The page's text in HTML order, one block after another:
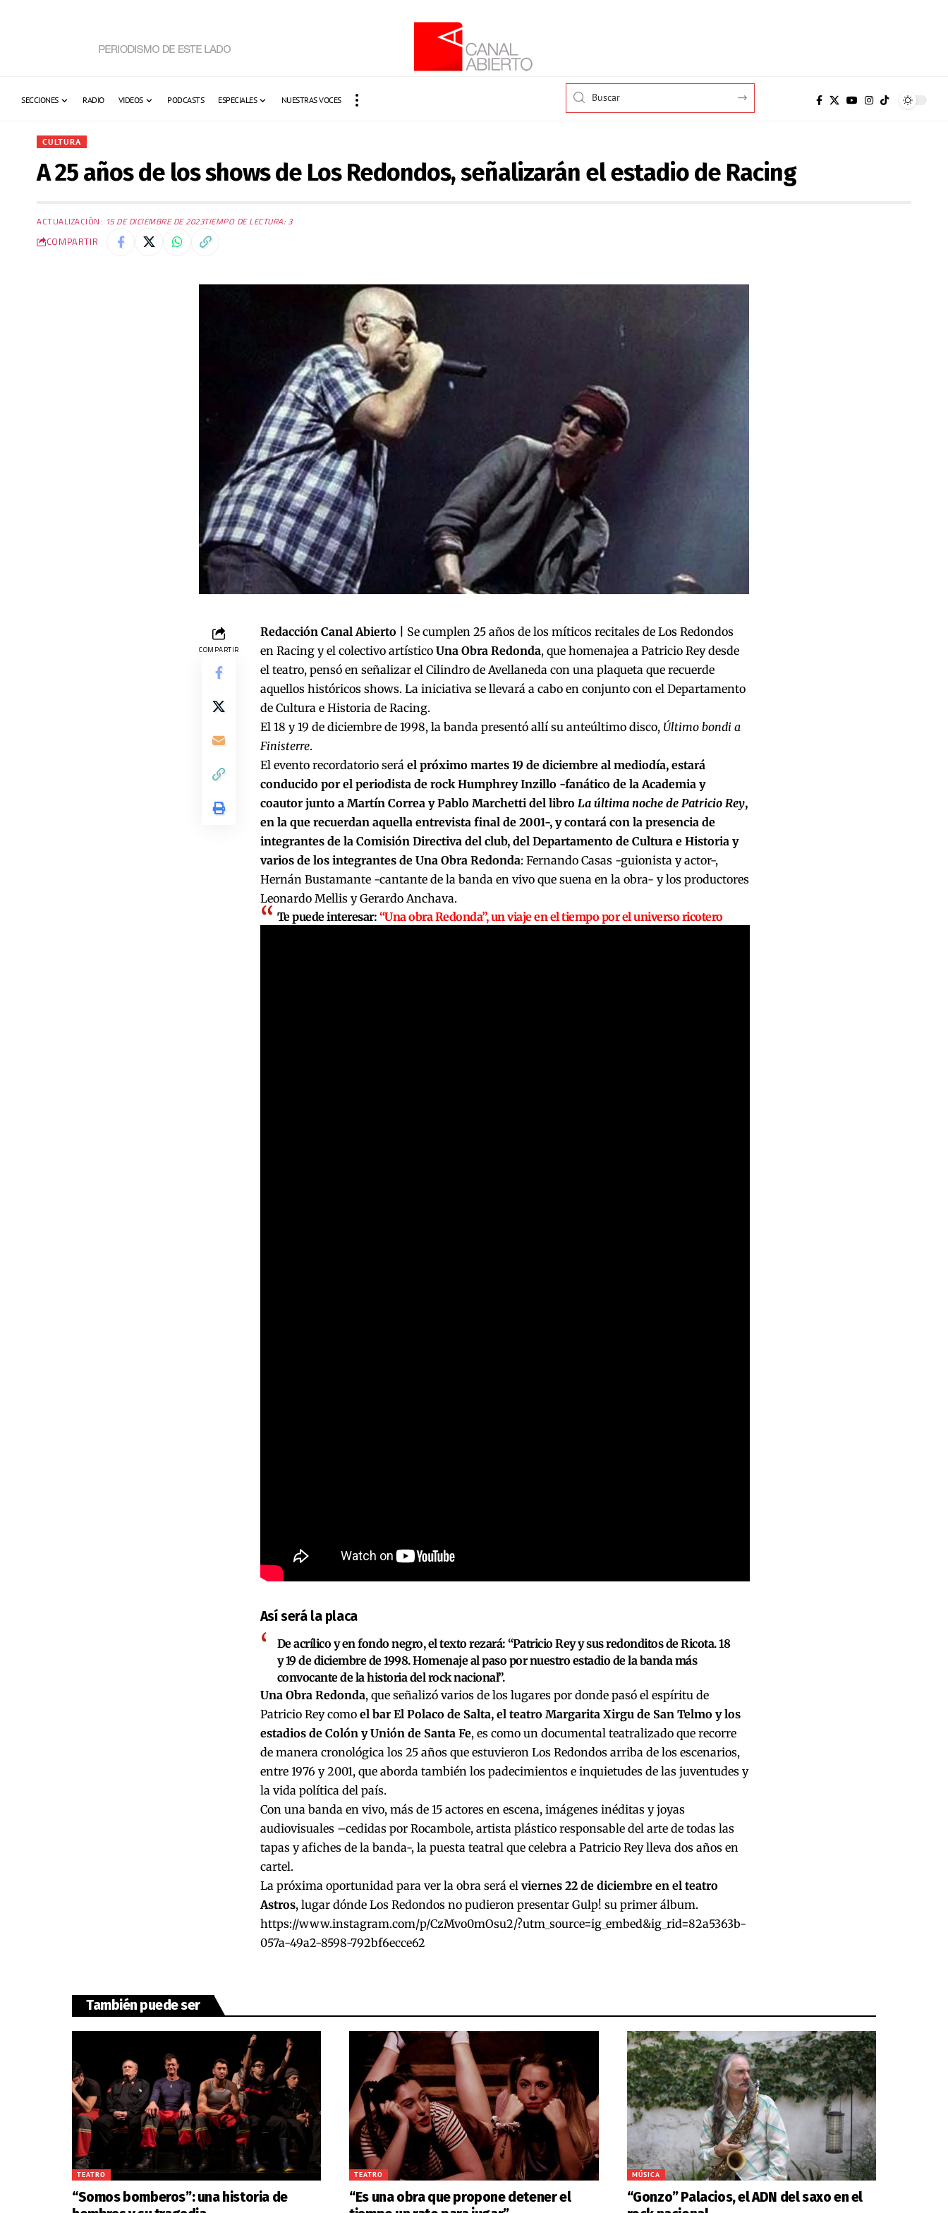
SECCIONES RADIO VIDEOS PODCASTS ESPECIALES NUESTRAS VOCES
CULTURA
A 25 años de los shows de Los Redondos, señalizarán el estadio de Racing
ACTUALIZACIÓN: 15 DE DICIEMBRE DE 2023TIEMPO DE LECTURA: 3
COMPARTIR
COMPARTIR
Redacción Canal Abierto |
Se cumplen 25 años de los míticos recitales de Los Redondos
en Racing y el colectivo artístico Una Obra Redonda, que homenajea a Patricio Rey desde
el teatro, pensó en señalizar el Cilindro de Avellaneda con una plaqueta que recuerde
aquellos históricos shows. La iniciativa se llevará a cabo en conjunto con el Departamento
de Cultura e Historia de Racing.
El 18 y 19 de diciembre de 1998, la banda presentó allí su anteúltimo disco, Último bondi a
Finisterre.
El evento recordatorio será el próximo martes 19 de diciembre al mediodía, estará
conducido por el periodista de rock Humphrey Inzillo -fanático de la Academia y
coautor junto a Martín Correa y Pablo Marchetti del libro La última noche de Patricio Rey,
en la que recuerdan aquella entrevista final de 2001-, y contará con la presencia de
integrantes de la Comisión Directiva del club, del Departamento de Cultura e Historia y
varios de los integrantes de Una Obra Redonda: Fernando Casas -guionista y actor-,
Hernán Bustamante -cantante de la banda en vivo que suena en la obra- y los productores
Leonardo Mellis y Gerardo Anchava.
Te puede interesar: “Una obra Redonda”, un viaje en el tiempo por el universo ricotero
Así será la placa
De acrílico y en fondo negro, el texto rezará: “Patricio Rey y sus redonditos de Ricota. 18
y 19 de diciembre de 1998. Homenaje al paso por nuestro estadio de la banda más
convocante de la historia del rock nacional”.
Una Obra Redonda, que señalizó varios de los lugares por donde pasó el espíritu de
Patricio Rey como el bar El Polaco de Salta, el teatro Margarita Xirgu de San Telmo y los
estadios de Colón y Unión de Santa Fe, es como un documental teatralizado que recorre
de manera cronológica los 25 años que estuvieron Los Redondos arriba de los escenarios,
entre 1976 y 2001, que aborda también los padecimientos e inquietudes de las juventudes y
la vida política del país.
Con una banda en vivo, más de 15 actores en escena, imágenes inéditas y joyas
audiovisuales –cedidas por Rocambole, artista plástico responsable del arte de todas las
tapas y afiches de la banda-, la puesta teatral que celebra a Patricio Rey lleva dos años en
cartel.
La próxima oportunidad para ver la obra será el viernes 22 de diciembre en el teatro
Astros, lugar dónde Los Redondos no pudieron presentar Gulp! su primer álbum.
https://www.instagram.com/p/CzMvo0mOsu2/?utm_source=ig_embed&ig_rid=82a5363b-
057a-49a2-8598-792bf6ecce62
También puede ser
TEATRO
“Somos bomberos”: una historia de
TEATRO
“Es una obra que propone detener el
MÚSICA
“Gonzo” Palacios, el ADN del saxo en el